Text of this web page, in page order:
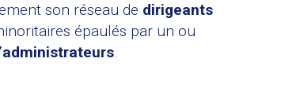
son réseau de dirigeants
épaulés par un ou
.